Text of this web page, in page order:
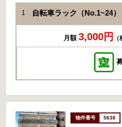
1 自転車ラック（No.1~24）
月額 3,000円
5638